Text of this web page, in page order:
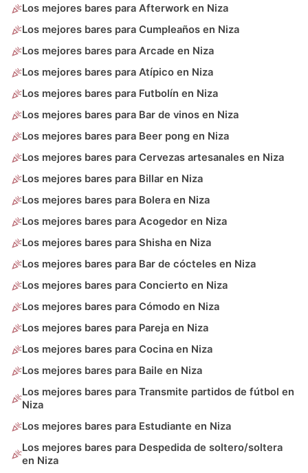
Los mejores bares para Afterwork en Niza
Los mejores bares para Cumpleaños en Niza
Los mejores bares para Arcade en Niza
Los mejores bares para Atípico en Niza
Los mejores bares para Futbolín en Niza
Los mejores bares para Bar de vinos en Niza
Los mejores bares para Beer pong en Niza
Los mejores bares para Cervezas artesanales en Niza
Los mejores bares para Billar en Niza
Los mejores bares para Bolera en Niza
Los mejores bares para Acogedor en Niza
Los mejores bares para Shisha en Niza
Los mejores bares para Bar de cócteles en Niza
Los mejores bares para Concierto en Niza
Los mejores bares para Cómodo en Niza
Los mejores bares para Pareja en Niza
Los mejores bares para Cocina en Niza
Los mejores bares para Baile en Niza
Los mejores bares para Transmite partidos de fútbol en
Niza
Los mejores bares para Estudiante en Niza
Los mejores bares para Despedida de soltero/soltera
en Niza